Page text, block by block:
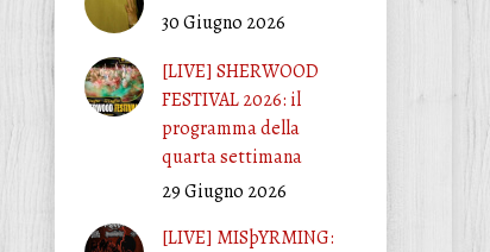
30 Giugno 2026
[LIVE] SHERWOOD
FESTIVAL 2026: il
programma della
quarta settimana
29 Giugno 2026
[LIVE] MISþYRMING: